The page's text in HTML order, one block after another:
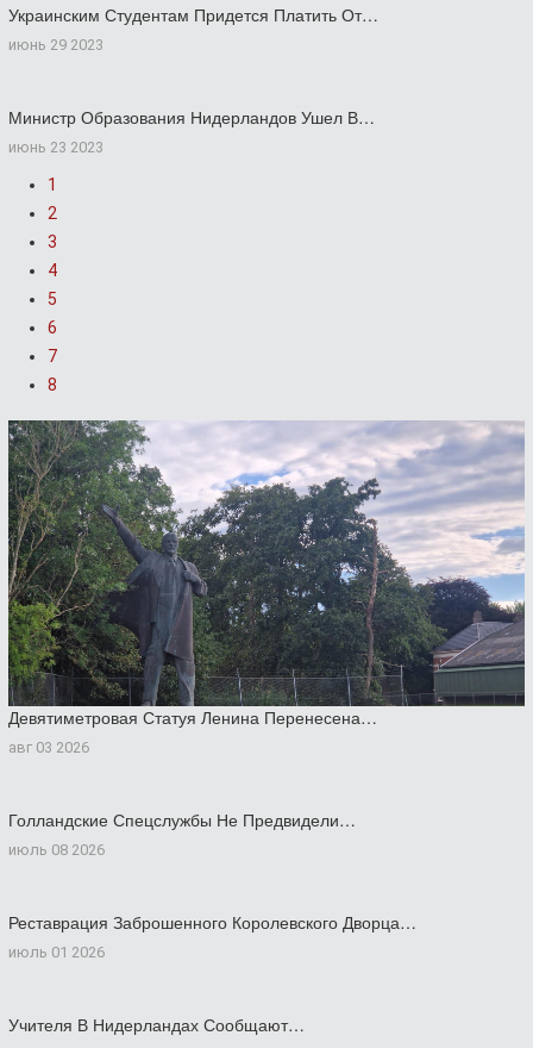
Украинским Студентам Придется Платить От…
июнь 29 2023
Министр Образования Нидерландов Ушел В…
июнь 23 2023
1
2
3
4
5
6
7
8
Девятиметровая Статуя Ленина Перенесена…
авг 03 2026
Голландские Спецслужбы Не Предвидели…
июль 08 2026
Реставрация Заброшенного Королевского Дворца…
июль 01 2026
Учителя В Нидерландах Сообщают…